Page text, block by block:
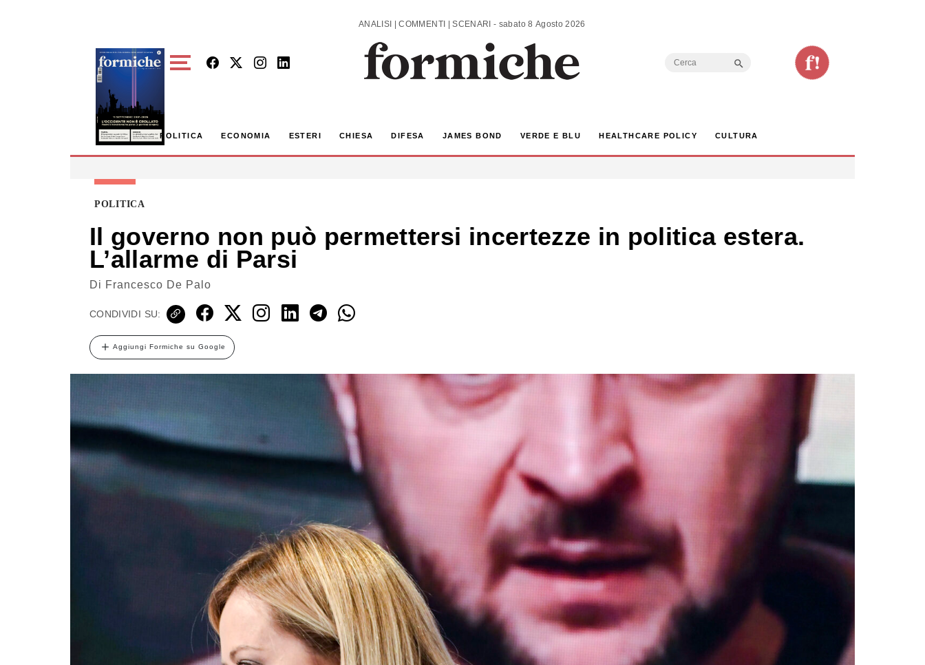
ANALISI | COMMENTI | SCENARI - sabato 8 Agosto 2026
Search
POLITICA ECONOMIA ESTERI CHIESA DIFESA JAMES BOND VERDE E BLU HEALTHCARE POLICY CULTURA
POLITICA
Il governo non può permettersi incertezze in politica estera.
L’allarme di Parsi
Di Francesco De Palo
CONDIVIDI SU:
Aggiungi Formiche su Google